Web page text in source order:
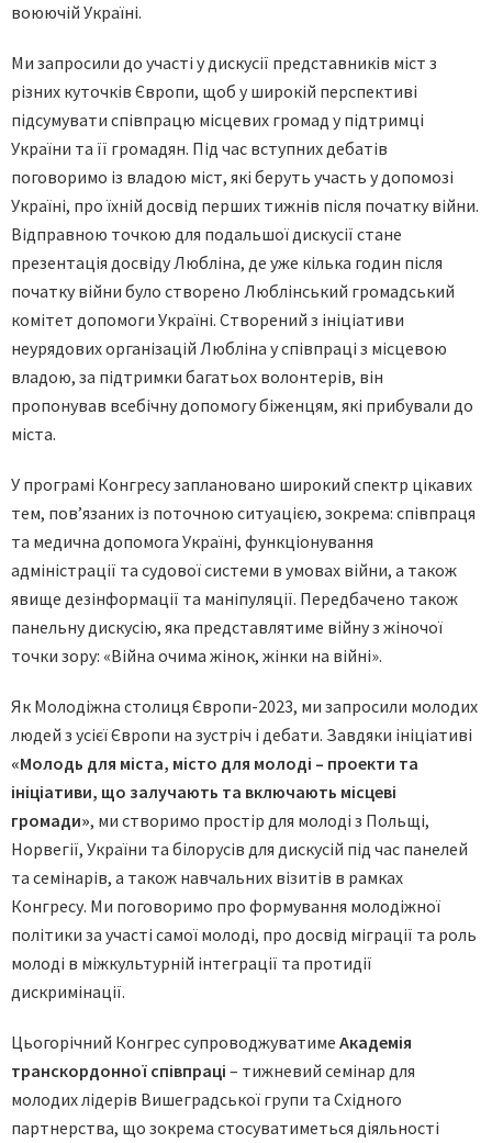
воюючій Україні.
Ми запросили до участі у дискусії представників міст з
різних куточків Європи, щоб у широкій перспективі
підсумувати співпрацю місцевих громад у підтримці
України та її громадян. Під час вступних дебатів
поговоримо із владою міст, які беруть участь у допомозі
Україні, про їхній досвід перших тижнів після початку війни.
Відправною точкою для подальшої дискусії стане
презентація досвіду Любліна, де уже кілька годин після
початку війни було створено Люблінський громадський
комітет допомоги Україні. Створений з ініціативи
неурядових організацій Любліна у співпраці з місцевою
владою, за підтримки багатьох волонтерів, він
пропонував всебічну допомогу біженцям, які прибували до
міста.
У програмі Конгресу заплановано широкий спектр цікавих
тем, пов’язаних із поточною ситуацією, зокрема: співпраця
та медична допомога Україні, функціонування
адміністрації та судової системи в умовах війни, а також
явище дезінформації та маніпуляції. Передбачено також
панельну дискусію, яка представлятиме війну з жіночої
точки зору: «Війна очима жінок, жінки на війні».
Як Молодіжна столиця Європи-2023, ми запросили молодих
людей з усієї Європи на зустріч і дебати. Завдяки ініціативі
«Молодь для міста, місто для молоді – проекти та
ініціативи, що залучають та включають місцеві
громади», ми створимо простір для молоді з Польщі,
Норвегії, України та білорусів для дискусій під час панелей
та семінарів, а також навчальних візитів в рамках
Конгресу. Ми поговоримо про формування молодіжної
політики за участі самої молоді, про досвід міграції та роль
молоді в міжкультурній інтеграції та протидії
дискримінації.
Цьогорічний Конгрес супроводжуватиме Академія
транскордонної співпраці – тижневий семінар для
молодих лідерів Вишеградської групи та Східного
партнерства, що зокрема стосуватиметься діяльності